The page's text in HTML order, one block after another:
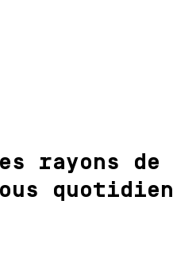
rayons de
quotidien